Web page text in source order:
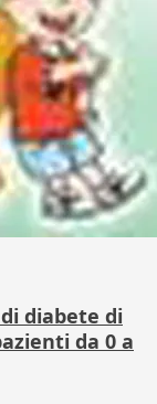
diabete di
da 0 a